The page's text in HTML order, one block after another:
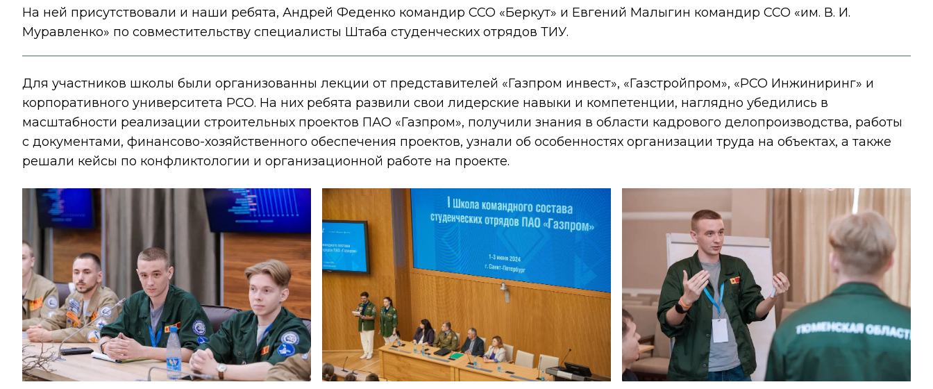
На ней присутствовали и наши ребята, Андрей Феденко командир ССО «Беркут» и Евгений Малыгин командир ССО «им. В. И.
Муравленко» по совместительству специалисты Штаба студенческих отрядов ТИУ.
Для участников школы были организованны лекции от представителей «Газпром инвест», «Газстройпром», «РСО Инжиниринг» и
корпоративного университета РСО. На них ребята развили свои лидерские навыки и компетенции, наглядно убедились в
масштабности реализации строительных проектов ПАО «Газпром», получили знания в области кадрового делопроизводства, работы
с документами, финансово-хозяйственного обеспечения проектов, узнали об особенностях организации труда на объектах, а также
решали кейсы по конфликтологии и организационной работе на проекте.